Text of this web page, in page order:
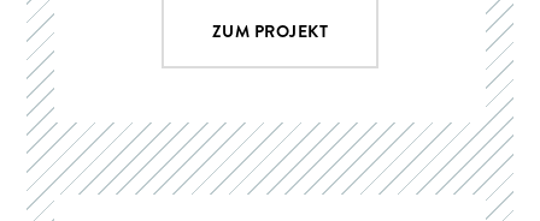
ZUM PROJEKT